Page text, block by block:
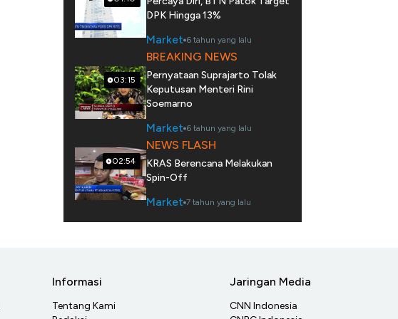
DPK Hingga 13%
Market 6 tahun yang lalu
03:15
BREAKING NEWS
Pernyataan Suprajarto Tolak
Keputusan Menteri Rini
Soemarno
Market 6 tahun yang lalu
02:54
NEWS FLASH
KRAS Berencana Melakukan
Spin-Off
Market 7 tahun yang lalu
Informasi
Tentang Kami
Jaringan Media
CNN Indonesia